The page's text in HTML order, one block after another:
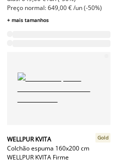
Preço normal: 649,00 € /un (-50%)
+ mais tamanhos
WELLPUR KVITA
Colchão espuma 160x200 cm
WELLPUR KVITA Firme
Gold